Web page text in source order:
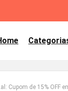
Cupom de 15% OFF